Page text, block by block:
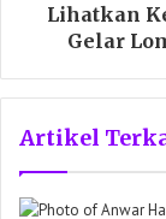
Lihatkan
Gelar
Artikel